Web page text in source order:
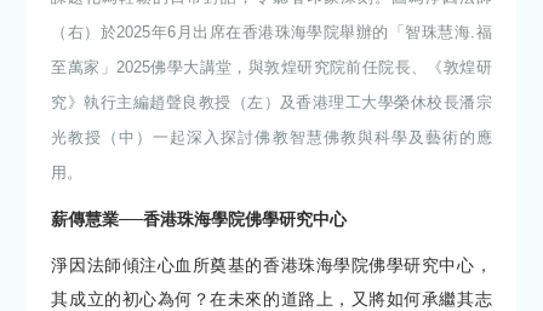
（右）於2025年6月出席在香港珠海學院舉辦的「智珠慧海.福
至萬家」2025佛學大講堂，與敦煌研究院前任院長、《敦煌研
究》執行主編趙聲良教授（左）及香港理工大學榮休校長潘宗
光教授（中）一起深入探討佛教智慧佛教與科學及藝術的應
用。
薪傳慧業──香港珠海學院佛學研究中心
淨因法師傾注心血所奠基的香港珠海學院佛學研究中心，
其成立的初心為何？在未來的道路上，又將如何承繼其志